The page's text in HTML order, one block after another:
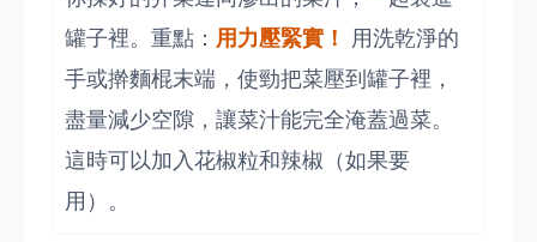
罐子裡。重點： 用力壓緊實！ 用洗乾淨的
手或擀麵棍末端，使勁把菜壓到罐子裡，
盡量減少空隙，讓菜汁能完全淹蓋過菜。
這時可以加入花椒粒和辣椒（如果要
用）。